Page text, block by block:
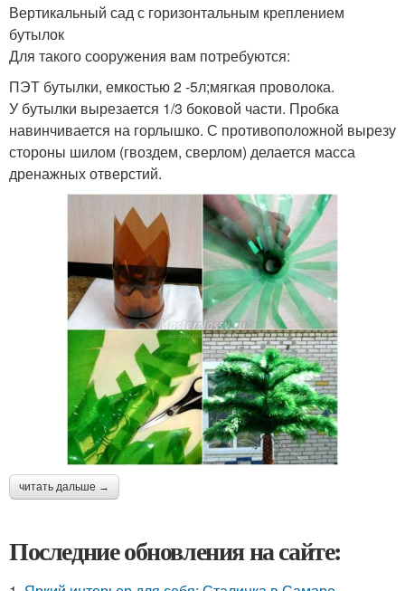
Вертикальный сад с горизонтальным креплением
бутылок
Для такого сооружения вам потребуются:
ПЭТ бутылки, емкостью 2 -5л;мягкая проволока.
У бутылки вырезается 1/3 боковой части. Пробка
навинчивается на горлышко. С противоположной вырезу
стороны шилом (гвоздем, сверлом) делается масса
дренажных отверстий.
читать дальше →
Последние обновления на сайте: